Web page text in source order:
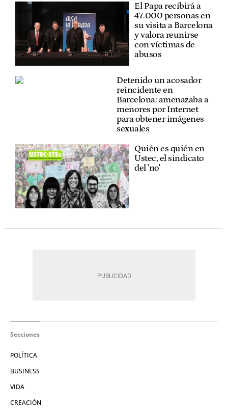
El Papa recibirá a
47.000 personas en
su visita a Barcelona
y valora reunirse
con víctimas de
abusos
Detenido un acosador
reincidente en
Barcelona: amenazaba a
menores por Internet
para obtener imágenes
sexuales
Quién es quién en
Ustec, el sindicato
del 'no'
Secciones
POLÍTICA
BUSINESS
VIDA
CREACIÓN